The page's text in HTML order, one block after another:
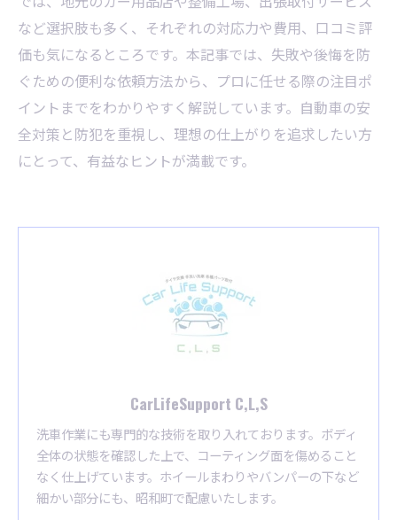
など選択肢も多く、それぞれの対応力や費用、口コミ評
価も気になるところです。本記事では、失敗や後悔を防
ぐための便利な依頼方法から、プロに任せる際の注目ポ
イントまでをわかりやすく解説しています。自動車の安
全対策と防犯を重視し、理想の仕上がりを追求したい方
にとって、有益なヒントが満載です。
CarLifeSupport C,L,S
洗車作業にも専門的な技術を取り入れております。ボディ
全体の状態を確認した上で、コーティング面を傷めること
なく仕上げています。ホイールまわりやバンパーの下など
細かい部分にも、昭和町で配慮いたします。